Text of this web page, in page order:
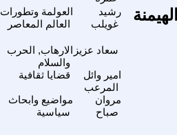
العولمة وتطورات
العالم المعاصر
رشيد
غويلب
الارهاب, الحرب
والسلام
سعاد عزيز
قضايا ثقافية
امير وائل
المرعب
مواضيع وابحاث
سياسية
مروان
صباح